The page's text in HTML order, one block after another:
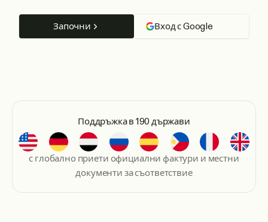
Започни Вход с Google
Поддръжка в 190 държави
с глобално приети официални фактури и местни
документи за съответствие